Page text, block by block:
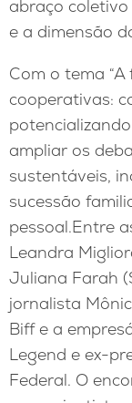
abraço
e a dimensão
Com o tema
cooperativas:
ampliar os
sustentáveis,
sucessão
pessoal.Entre
Leandra
Juliana Farah
jornalista
Biff e a
Legend e ex-
Federal. O